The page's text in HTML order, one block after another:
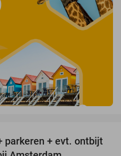
51%
parkeren + evt. ontbijt